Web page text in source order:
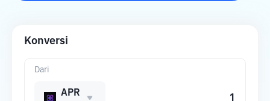
Konversi
Dari
APR